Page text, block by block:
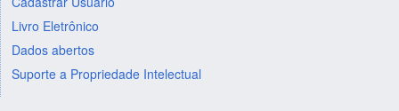
Livro Eletrônico
Dados abertos
Suporte a Propriedade Intelectual